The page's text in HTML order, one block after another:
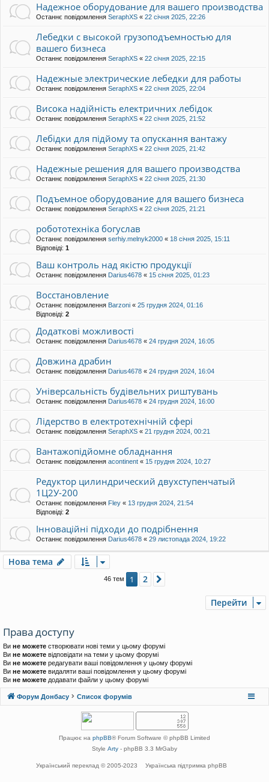
Надежное оборудование для вашего производства
Останнє повідомлення SeraphXS « 22 січня 2025, 22:26
Лебедки с высокой грузоподъемностью для
вашего бизнеса
Останнє повідомлення SeraphXS « 22 січня 2025, 22:15
Надежные электрические лебедки для работы
Останнє повідомлення SeraphXS « 22 січня 2025, 22:04
Висока надійність електричних лебідок
Останнє повідомлення SeraphXS « 22 січня 2025, 21:52
Лебідки для підйому та опускання вантажу
Останнє повідомлення SeraphXS « 22 січня 2025, 21:42
Надежные решения для вашего производства
Останнє повідомлення SeraphXS « 22 січня 2025, 21:30
Подъемное оборудование для вашего бизнеса
Останнє повідомлення SeraphXS « 22 січня 2025, 21:21
робототехніка богуслав
Останнє повідомлення serhiy.melnyk2000 « 18 січня 2025, 15:11
Відповіді: 1
Ваш контроль над якістю продукції
Останнє повідомлення Darius4678 « 15 січня 2025, 01:23
Восстановление
Останнє повідомлення Barzoni « 25 грудня 2024, 01:16
Відповіді: 2
Додаткові можливості
Останнє повідомлення Darius4678 « 24 грудня 2024, 16:05
Довжина драбин
Останнє повідомлення Darius4678 « 24 грудня 2024, 16:04
Універсальність будівельних риштувань
Останнє повідомлення Darius4678 « 24 грудня 2024, 16:00
Лідерство в електротехнічній сфері
Останнє повідомлення SeraphXS « 21 грудня 2024, 00:21
Вантажопідйомне обладнання
Останнє повідомлення acontinent « 15 грудня 2024, 10:27
Редуктор цилиндрический двухступенчатый
1Ц2У-200
Останнє повідомлення Fley « 13 грудня 2024, 21:54
Відповіді: 2
Інноваційні підходи до подрібнення
Останнє повідомлення Darius4678 « 29 листопада 2024, 19:22
Нова тема
46 тем 1 2
Перейти
Права доступу
Ви не можете створювати нові теми у цьому форумі
Ви не можете відповідати на теми у цьому форумі
Ви не можете редагувати ваші повідомлення у цьому форумі
Ви не можете видаляти ваші повідомлення у цьому форумі
Ви не можете додавати файли у цьому форумі
Форум Донбасу Список форумів
Працює на phpBB® Forum Software © phpBB Limited
Style Arty - phpBB 3.3 MrGaby
Український переклад © 2005-2023 Українська підтримка phpBB